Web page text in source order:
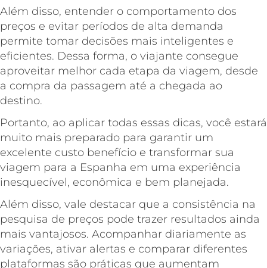
Além disso, entender o comportamento dos
preços e evitar períodos de alta demanda
permite tomar decisões mais inteligentes e
eficientes. Dessa forma, o viajante consegue
aproveitar melhor cada etapa da viagem, desde
a compra da passagem até a chegada ao
destino.
Portanto, ao aplicar todas essas dicas, você estará
muito mais preparado para garantir um
excelente custo benefício e transformar sua
viagem para a Espanha em uma experiência
inesquecível, econômica e bem planejada.
Além disso, vale destacar que a consistência na
pesquisa de preços pode trazer resultados ainda
mais vantajosos. Acompanhar diariamente as
variações, ativar alertas e comparar diferentes
plataformas são práticas que aumentam